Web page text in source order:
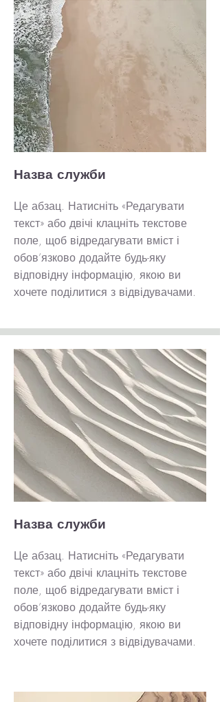
Назва служби
Це абзац. Натисніть «Редагувати
текст» або двічі клацніть текстове
поле, щоб відредагувати вміст і
обов’язково додайте будь-яку
відповідну інформацію, якою ви
хочете поділитися з відвідувачами.
Назва служби
Це абзац. Натисніть «Редагувати
текст» або двічі клацніть текстове
поле, щоб відредагувати вміст і
обов’язково додайте будь-яку
відповідну інформацію, якою ви
хочете поділитися з відвідувачами.